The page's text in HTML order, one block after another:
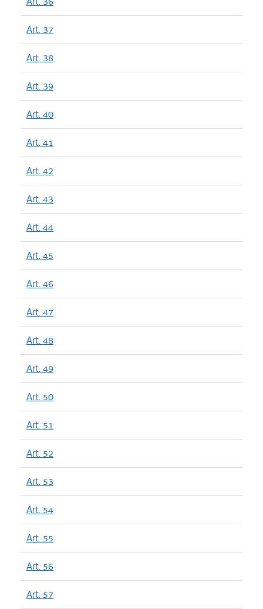
Art. 37
Art. 38
Art. 39
Art. 40
Art. 41
Art. 42
Art. 43
Art. 44
Art. 45
Art. 46
Art. 47
Art. 48
Art. 49
Art. 50
Art. 51
Art. 52
Art. 53
Art. 54
Art. 55
Art. 56
Art. 57